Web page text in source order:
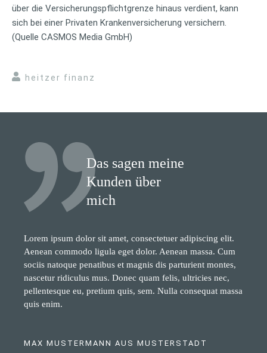
über die Versicherungspflichtgrenze hinaus verdient, kann
sich bei einer Privaten Krankenversicherung versichern.
(Quelle CASMOS Media GmbH)
heitzer finanz
Das sagen meine
Kunden über
mich
Lorem ipsum dolor sit amet, consectetuer adipiscing elit.
Aenean commodo ligula eget dolor. Aenean massa. Cum
sociis natoque penatibus et magnis dis parturient montes,
nascetur ridiculus mus. Donec quam felis, ultricies nec,
pellentesque eu, pretium quis, sem. Nulla consequat massa
quis enim.
MAX MUSTERMANN AUS MUSTERSTADT